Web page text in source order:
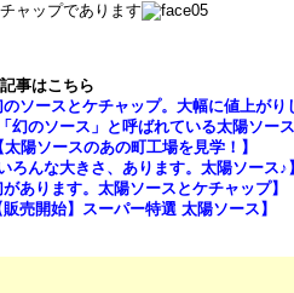
ャップであります
事はこちら
のソースとケチャップ。大幅に値上がり
「幻のソース」と呼ばれている太陽ソー
太陽ソースのあの町工場を見学！】
いろんな大きさ、あります。太陽ソース♪】
があります。太陽ソースとケチャップ】
販売開始】スーパー特選 太陽ソース】